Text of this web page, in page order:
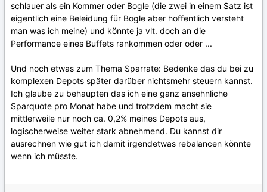
schlauer als ein Kommer oder Bogle (die zwei in einem Satz ist
eigentlich eine Beleidung für Bogle aber hoffentlich versteht
man was ich meine) und könnte ja vlt. doch an die
Performance eines Buffets rankommen oder oder ...
Und noch etwas zum Thema Sparrate: Bedenke das du bei zu
komplexen Depots später darüber nichtsmehr steuern kannst.
Ich glaube zu behaupten das ich eine ganz ansehnliche
Sparquote pro Monat habe und trotzdem macht sie
mittlerweile nur noch ca. 0,2% meines Depots aus,
logischerweise weiter stark abnehmend. Du kannst dir
ausrechnen wie gut ich damit irgendetwas rebalancen könnte
wenn ich müsste.